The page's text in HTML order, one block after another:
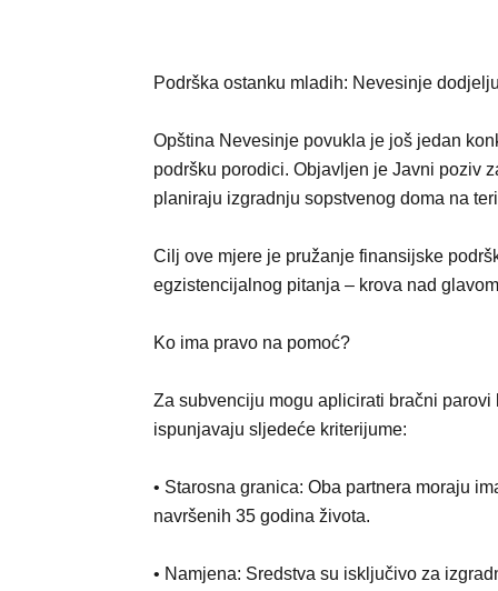
Podrška ostanku mladih: Nevesinje
Opština Nevesinje povukla je još jedan
podršku porodici. Objavljen je Javni poziv
planiraju izgradnju sopstvenog doma na
Cilj ove mjere je pružanje finansijske
egzistencijalnog pitanja – krova nad
Ko ima pravo na pomoć?
Za subvenciju mogu aplicirati bračni parovi
ispunjavaju sljedeće kriterijume:
• Starosna granica: Oba partnera moraju
navršenih 35 godina života.
• Namjena: Sredstva su isključivo za